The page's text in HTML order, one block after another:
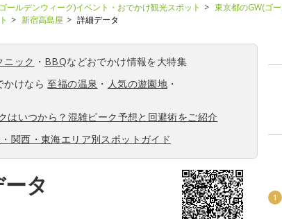
ールデンウィーク)イベント・おでかけ観光スポット
東京都のGW(ゴ
新宿高島屋 詳細データ
ニック ・ BBQなどおでかけ情報を大特集
かけなら至福の温泉 ・ 人気の遊園地 ・
はいつから？混雑ピーク予想と回避術をご紹介
関西・東海エリア別スポットガイド
タ 1